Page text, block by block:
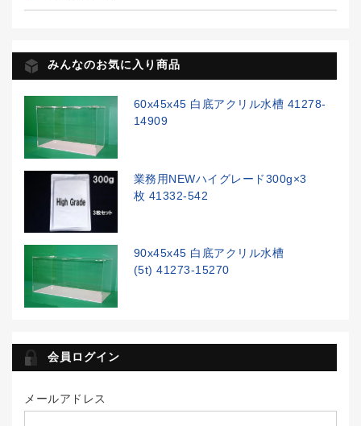
みんなのお気に入り商品
60x45x45 白底アクリル水槽 41278-
14909
業務用NEWハイグレード300g×3
枚 41332-542
90x45x45 白底アクリル水槽
(5t) 41273-15270
会員ログイン
メールアドレス